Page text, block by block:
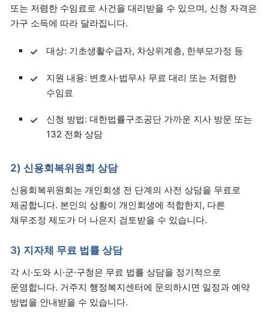
또는 저렴한 수임료로 사건을 대리받을 수 있으며, 신청 자격은
가구 소득에 따라 달라집니다.
대상: 기초생활수급자, 차상위계층, 한부모가정 등
지원 내용: 변호사·법무사 무료 대리 또는 저렴한
수임료
신청 방법: 대한법률구조공단 가까운 지사 방문 또는
132 전화 상담
2) 신용회복위원회 상담
신용회복위원회는 개인회생 전 단계의 사전 상담을 무료로
제공합니다. 본인의 상황이 개인회생에 적합한지, 다른
채무조정 제도가 더 나은지 검토받을 수 있습니다.
3) 지자체 무료 법률 상담
각 시·도와 시·군·구청은 무료 법률 상담을 정기적으로
운영합니다. 거주지 행정복지센터에 문의하시면 일정과 예약
방법을 안내받을 수 있습니다.